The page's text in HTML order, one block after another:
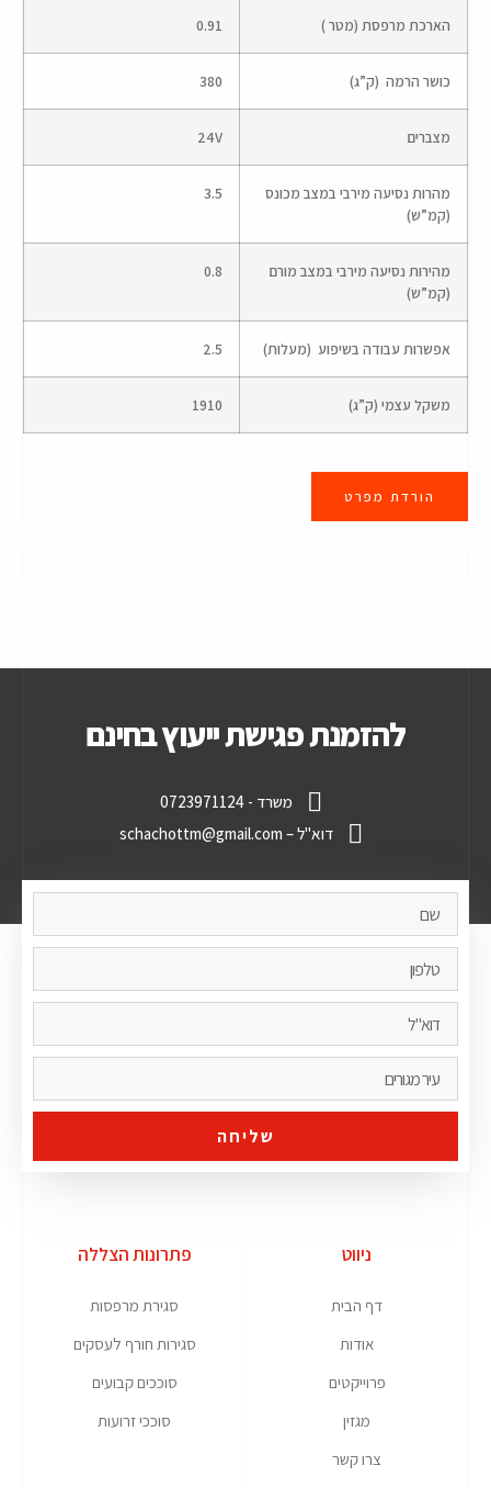
הארכת מרפסת (מטר ) 0.91
כושר הרמה (ק”ג) 380
מצברים 24V
מהרות נסיעה מירבי במצב מכונס
(קמ”ש)
3.5
מהירות נסיעה מירבי במצב מורם
(קמ”ש)
0.8
אפשרות עבודה בשיפוע (מעלות) 2.5
משקל עצמי (ק”ג) 1910
הורדת מפרט
להזמנת פגישת ייעוץ בחינם
משרד - 0723971124
דוא"ל – schachottm@gmail.com
שליחה
ניווט
דף הבית
אודות
פרוייקטים
מגזין
צרו קשר
פתרונות הצללה
סגירת מרפסות
סגירות חורף לעסקים
סוככים קבועים
סוככי זרועות